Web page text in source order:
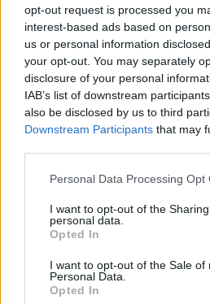
opt-out request is processed you
interest-based ads based on
us or personal information
your opt-out. You may separately
disclosure of your personal
IAB’s list of downstream
also be disclosed by us to third
Downstream Participants that may
Personal Data Processing Opt
I want to opt-out of the
personal data.
Opted In
I want to opt-out of the Sale of
Personal Data.
Opted In
Ωστόσο, η έρευνα
δεδομένων υποδηλώνει
διαβιβαστούν σε τρίτους
μάρκετινγκ.
Σε δήλωσή του, ο εκδότης
δείχνει πώς οι
τεχνολογίας και οι
συνεργάζονται είναι
συλλέγουν δεδομένα από